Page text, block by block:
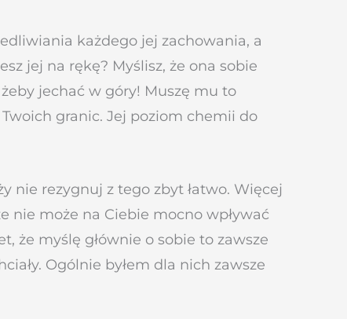
każdego jej zachowania, a
jej na rękę? Myślisz, że ona sobie
jechać w góry! Muszę mu to
granic. Jej poziom chemii do
nie rezygnuj z tego zbyt łatwo. Więcej
nie może na Ciebie mocno wpływać
że myślę głównie o sobie to zawsze
Ogólnie byłem dla nich zawsze